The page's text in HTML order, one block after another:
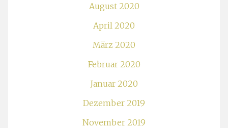
August 2020
April 2020
März 2020
Februar 2020
Januar 2020
Dezember 2019
November 2019